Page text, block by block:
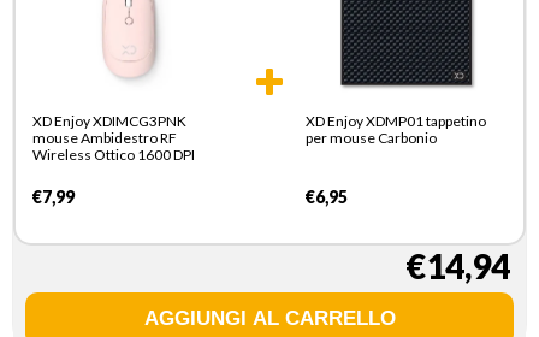
XD Enjoy XDIMCG3PNK
mouse Ambidestro RF
Wireless Ottico 1600 DPI
€7,99
XD Enjoy XDMP01 tappetino
per mouse Carbonio
€6,95
€14,94